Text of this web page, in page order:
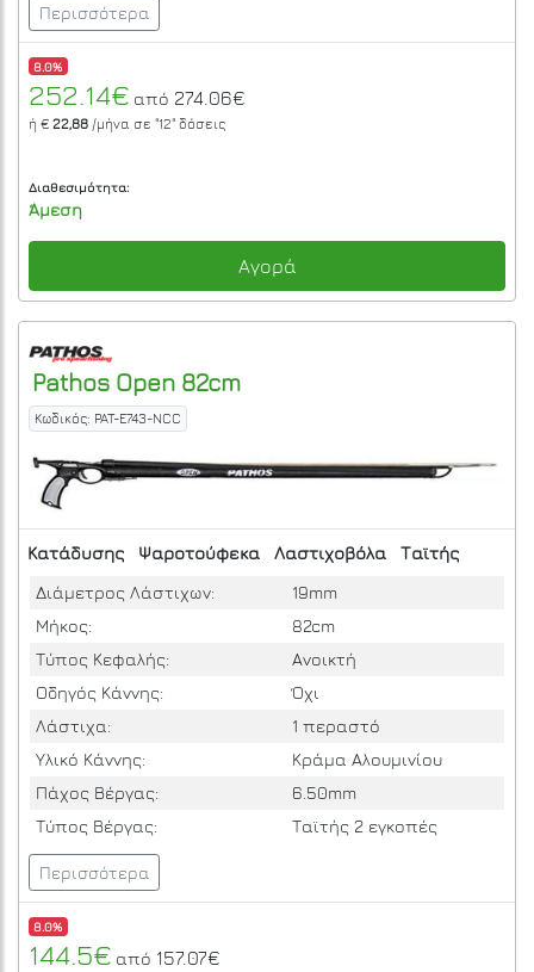
Περισσότερα
8.0%
252.14€ από 274.06€
ή € 22,88 /μήνα σε "12" δόσεις
Διαθεσιμότητα:
Άμεση
Αγορά
Pathos Open 82cm
Κωδικός: PAT-E743-NCC
Κατάδυσης Ψαροτούφεκα Λαστιχοβόλα
Ταϊτής
Διάμετρος Λάστιχων:
19mm
Μήκος:
82cm
Τύπος Κεφαλής:
Ανοικτή
Οδηγός Κάννης:
Όχι
Λάστιχα:
1 περαστό
Υλικό Κάννης:
Κράμα Αλουμινίου
Πάχος Βέργας:
6.50mm
Τύπος Βέργας:
Ταϊτής 2 εγκοπές
Περισσότερα
8.0%
144.5€ από 157.07€